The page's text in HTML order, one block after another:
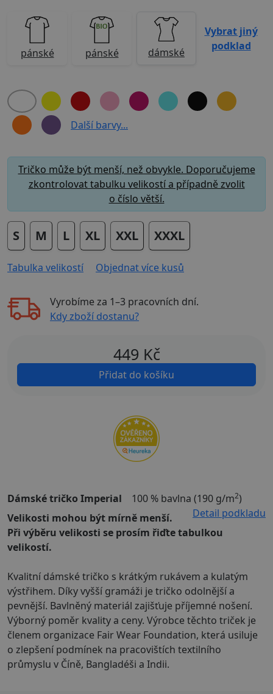
pánské pánské dámské
Vybrat jiný
podklad
Další barvy...
Tričko může být menší, než obvykle. Doporučujeme
zkontrolovat tabulku velikostí a případně zvolit
o číslo větší.
S M L XL XXL XXXL
Tabulka velikostí Objednat více kusů
Vyrobíme za 1–3 pracovních dní.
Kdy zboží dostanu?
449 Kč
Přidat do košíku
Dámské tričko Imperial 100 % bavlna (190 g/m2)
Detail podkladu
Velikosti mohou být mírně menší.
Při výběru velikosti se prosím řiďte tabulkou
velikostí.
Kvalitní dámské tričko s krátkým rukávem a kulatým
výstřihem. Díky vyšší gramáži je tričko odolnější a
pevnější. Bavlněný materiál zajišťuje příjemné nošení.
Výborný poměr kvality a ceny. Výrobce těchto triček je
členem organizace Fair Wear Foundation, která usiluje
o zlepšení podmínek na pracovištích textilního
průmyslu v Číně, Bangladéši a Indii.